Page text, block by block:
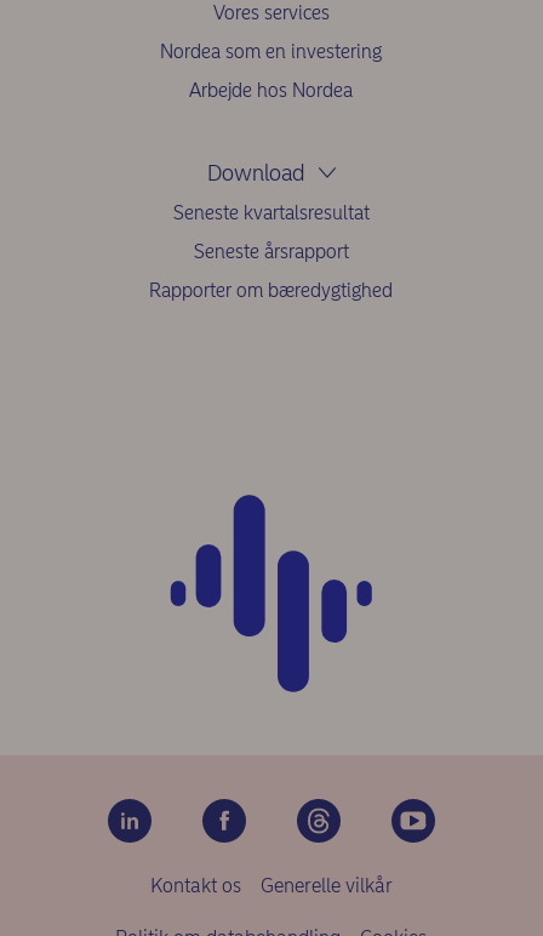
Vores services
Nordea som en investering
Arbejde hos Nordea
Download
Seneste kvartalsresultat
Seneste årsrapport
Rapporter om bæredygtighed
Kontakt os Generelle vilkår